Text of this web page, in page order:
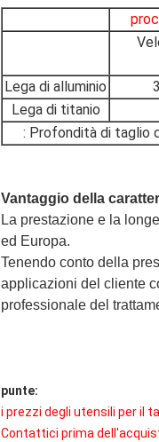
Lega di alluminio
Lega di titanio
: Profondità di taglio
Vantaggio della
La prestazione e la
ed Europa.
Tenendo conto della
applicazioni del cliente
professionale del
punte:
i prezzi degli utensili per il
Contattici prima